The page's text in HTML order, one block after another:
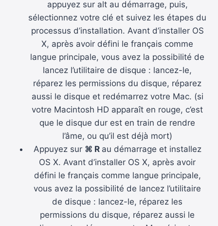
appuyez sur alt au démarrage, puis,
sélectionnez votre clé et suivez les étapes du
processus d’installation. Avant d’installer OS
X, après avoir défini le français comme
langue principale, vous avez la possibilité de
lancez l’utilitaire de disque : lancez-le,
réparez les permissions du disque, réparez
aussi le disque et redémarrez votre Mac. (si
votre Macintosh HD apparaît en rouge, c’est
que le disque dur est en train de rendre
l’âme, ou qu’il est déjà mort)
Appuyez sur ⌘ R au démarrage et installez
OS X. Avant d’installer OS X, après avoir
défini le français comme langue principale,
vous avez la possibilité de lancez l’utilitaire
de disque : lancez-le, réparez les
permissions du disque, réparez aussi le